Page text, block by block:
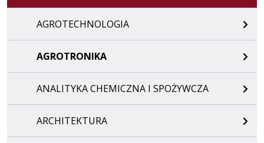
AGROTECHNOLOGIA
AGROTRONIKA
ANALITYKA CHEMICZNA I SPOŻYWCZA
ARCHITEKTURA